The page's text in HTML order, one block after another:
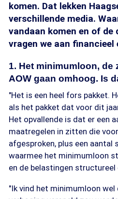
komen. Dat lekken
verschillende media.
vandaan komen en of de
vragen we aan financieel
1. Het minimumloon, de
AOW gaan omhoog. Is
"Het is een heel fors pakket.
als het pakket dat voor dit
Het opvallende is dat er een
maatregelen in zitten die
afgesproken, plus een
waarmee het minimumloon
en de belastingen structureel
"Ik vind het minimumloon